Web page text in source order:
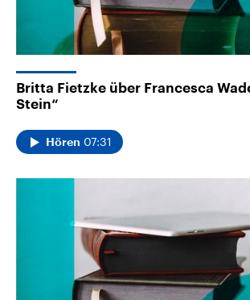
Britta Fietzke über Francesca
Stein“
Hören 07:31